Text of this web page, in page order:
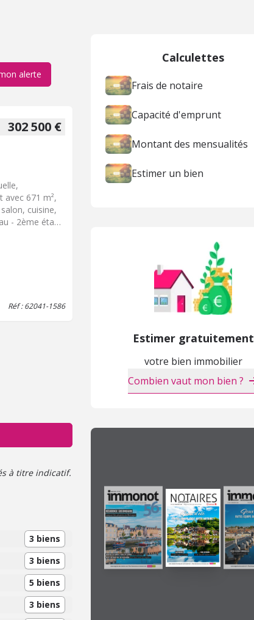
alerte
302 500 €
avec 671 m²,
cuisine,
- 2ème étage
Réf : 62041-1586
à titre indicatif.
3 biens
3 biens
5 biens
3 biens
Calculettes
Frais de notaire
Capacité d'emprunt
Montant des mensualités
Estimer un bien
Estimer gratuitement
votre bien immobilier
Combien vaut mon bien ?